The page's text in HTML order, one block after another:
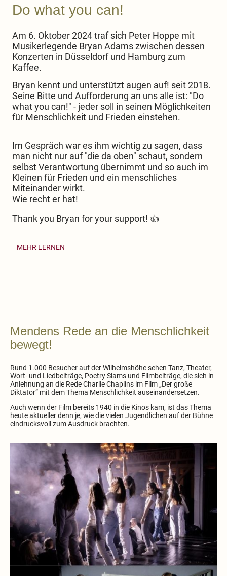
Do what you can!
Am 6. Oktober 2024 traf sich Peter Hoppe mit
Musikerlegende Bryan Adams zwischen dessen
Konzerten in Düsseldorf und Hamburg zum
Kaffee.
Bryan kennt und unterstützt augen auf! seit 2018.
Seine Bitte und Aufforderung an uns alle ist: "Do
what you can!" - jeder soll in seinen Möglichkeiten
für Menschlichkeit und Frieden einstehen.
Im Gespräch war es ihm wichtig zu sagen, dass
man nicht nur auf "die da oben" schaut, sondern
selbst Verantwortung übernimmt und so auch im
Kleinen für Frieden und ein menschliches
Miteinander wirkt.
Wie recht er hat!
Thank you Bryan for your support! 👍
MEHR LERNEN
Mendens Rede an die Menschlichkeit
bewegt!
Rund 1.000 Besucher auf der Wilhelmshöhe sehen Tanz, Theater,
Wort- und Liedbeiträge, Poetry Slams und Filmbeiträge, die sich in
Anlehnung an die Rede Charlie Chaplins im Film „Der große
Diktator“ mit dem Thema Menschlichkeit auseinandersetzen.
Auch wenn der Film bereits 1940 in die Kinos kam, ist das Thema
heute aktueller denn je, wie die vielen Jugendlichen auf der Bühne
eindrucksvoll zum Ausdruck brachten.